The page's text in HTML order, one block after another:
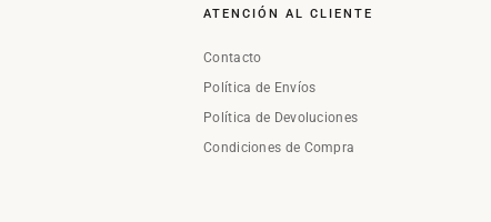
ATENCIÓN AL CLIENTE
Contacto
Política de Envíos
Política de Devoluciones
Condiciones de Compra